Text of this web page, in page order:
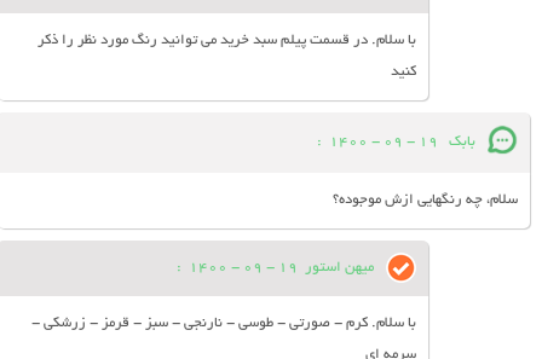
با سلام. در قسمت پیلم سبد خرید می توانید رنگ مورد نظر را ذکر
کنید
بابک 19 - 09 - 1400
:
سلام، چه رنگهایی ازش موجوده؟
میهن استور 19 - 09 - 1400
:
با سلام. کرم - صورتی - طوسی - نارنجی - سبز - قرمز - زرشکی -
سرمه ای